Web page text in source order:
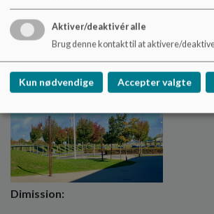
Dimission:
Aktiver/deaktivér alle
Brug denne kontakt til at aktivere/
Kun nødvendige Accepter valgte